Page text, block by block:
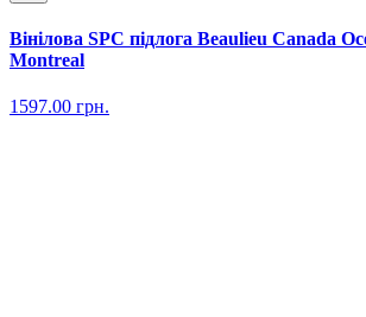
Вінілова SPC підлога Beaulieu Canada
Montreal
1597.00 грн.